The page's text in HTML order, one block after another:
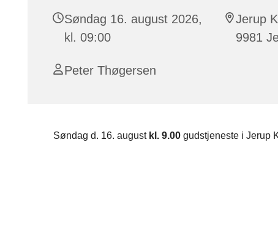
Søndag 16. august 2026,
kl. 09:00
Jerup
9981
Peter Thøgersen
Søndag d. 16. august kl. 9.00 gudstjeneste i Jerup